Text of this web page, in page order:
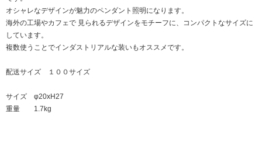
オシャレなデザインが魅力のペンダント照明になります。
海外の工場やカフェで 見られるデザインをモチーフに、コンパクトなサイズに
しています。
複数使うことでインダストリアルな装いもオススメです。
配送サイズ １００サイズ
サイズ φ20xH27
重量 1.7kg